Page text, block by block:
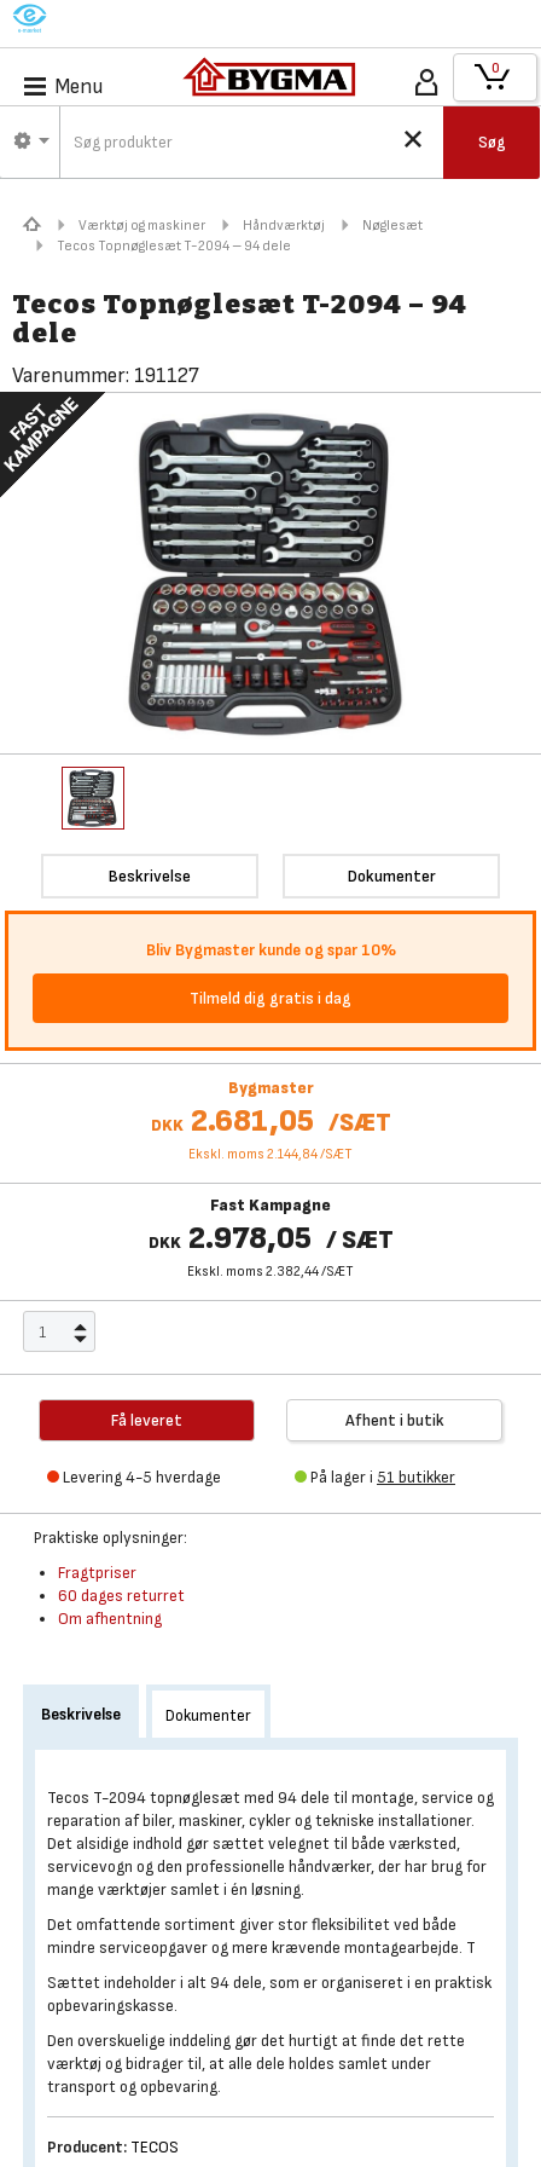
M
Menu
Søg
0
Værktøj og maskiner Håndværktøj
Nøglesæt
Tecos Topnøglesæt T-2094 – 94 dele
Tecos Topnøglesæt T-2094 – 94
dele
Varenummer: 191127
Beskrivelse Dokumenter
Bliv Bygmaster kunde og spar 10%
Tilmeld dig gratis i dag
Bygmaster
DKK 2.681,05 /SÆT
Ekskl. moms 2.144,84/SÆT
Fast Kampagne
DKK 2.978,05 / SÆT
Ekskl. moms 2.382,44/SÆT
Få leveret
Levering 4-5 hverdage
Afhent i butik
På lager i 51 butikker
Praktiske oplysninger:
Fragtpriser
60 dages returret
Om afhentning
Beskrivelse Dokumenter
Tecos T-2094 topnøglesæt med 94 dele til montage, service og
reparation af biler, maskiner, cykler og tekniske installationer.
Det alsidige indhold gør sættet velegnet til både værksted,
servicevogn og den professionelle håndværker, der har brug for
mange værktøjer samlet i én løsning.
Det omfattende sortiment giver stor fleksibilitet ved både
mindre serviceopgaver og mere krævende montagearbejde. T
Sættet indeholder i alt 94 dele, som er organiseret i en praktisk
opbevaringskasse.
Den overskuelige inddeling gør det hurtigt at finde det rette
værktøj og bidrager til, at alle dele holdes samlet under
transport og opbevaring.
Producent: TECOS